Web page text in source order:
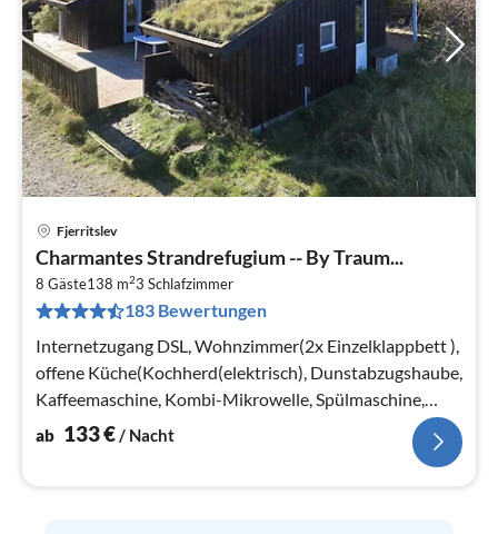
Fjerritslev
Charmantes Strandrefugium -- By Traum...
8 Gäste138 m23 Schlafzimmer
183 Bewertungen
Internetzugang DSL, Wohnzimmer(2x Einzelklappbett ),
offene Küche(Kochherd(elektrisch), Dunstabzugshaube,
Kaffeemaschine, Kombi-Mikrowelle, Spülmaschine,
Kühl-/Gefrierkombination)
ab 133€/ Nacht